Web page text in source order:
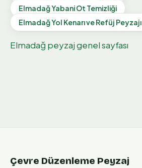
ElmadağYabani Ot Temizliği
ElmadağYol Kenarı ve Refüj Peyzajı
Elmadağ peyzaj genel sayfası
Çevre Düzenleme Peyzaj